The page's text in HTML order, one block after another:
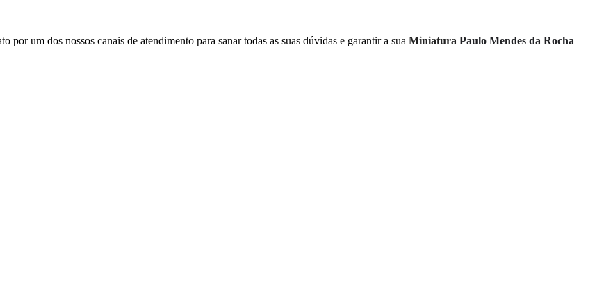
por um dos nossos canais de atendimento para sanar todas as suas dúvidas e garantir a sua Miniatura Paulo Mendes da Rocha